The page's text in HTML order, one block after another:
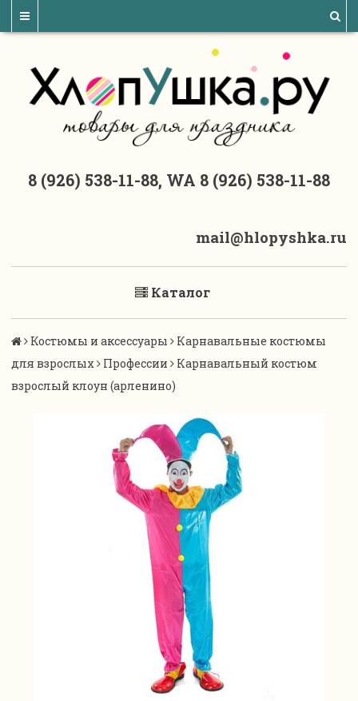
8 (926) 538-11-88, WA 8 (926) 538-11-88
mail@hlopyshka.ru
Каталог
Костюмы и аксессуары
Карнавальные костюмы
для взрослых
Профессии
Карнавальный костюм
взрослый клоун (арленино)